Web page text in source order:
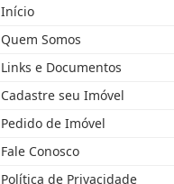
Início
Quem Somos
Links e Documentos
Cadastre seu Imóvel
Pedido de Imóvel
Fale Conosco
Política de Privacidade